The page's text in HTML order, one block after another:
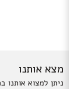
מצא אותנו
ניתן למצוא אותנו